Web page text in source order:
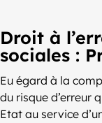
Droit à
sociales :
Eu égard à la
du risque d’erreur
Etat au service